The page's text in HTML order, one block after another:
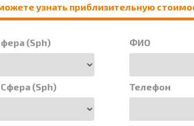
узнать приблизительную
(Sph)
Сфера (Sph)
ФИО
Телефон